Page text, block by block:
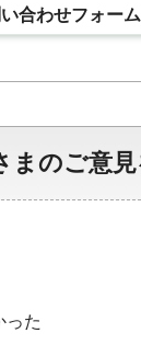
合わせフォーム
のご意
った